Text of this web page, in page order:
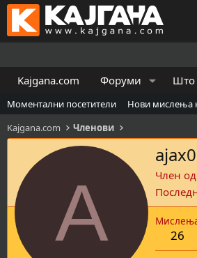
Kajgana.com Форуми Што
Моментални посетители Нови мислења
Kajgana.com
Членови
A Член од
26